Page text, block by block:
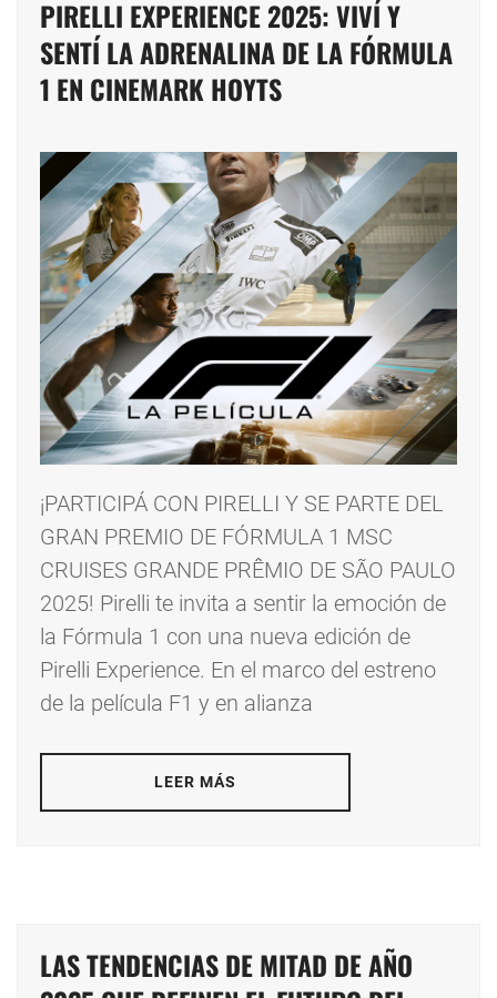
PIRELLI EXPERIENCE 2025: VIVÍ Y
SENTÍ LA ADRENALINA DE LA FÓRMULA
1 EN CINEMARK HOYTS
¡PARTICIPÁ CON PIRELLI Y SE PARTE DEL
GRAN PREMIO DE FÓRMULA 1 MSC
CRUISES GRANDE PRÊMIO DE SÃO PAULO
2025! Pirelli te invita a sentir la emoción de
la Fórmula 1 con una nueva edición de
Pirelli Experience. En el marco del estreno
de la película F1 y en alianza
LEER MÁS
LAS TENDENCIAS DE MITAD DE AÑO